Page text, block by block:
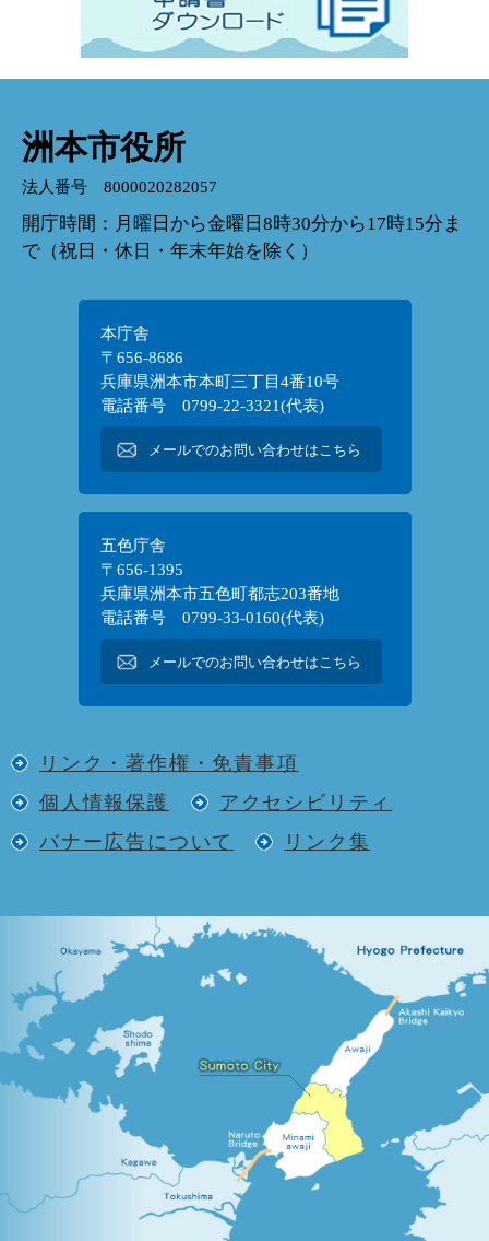
洲本市役所
法人番号 8000020282057
開庁時間：月曜日から金曜日8時30分から17時15分ま
で（祝日・休日・年末年始を除く）
本庁舎
〒656-8686
兵庫県洲本市本町三丁目4番10号
電話番号 0799-22-3321(代表)
メールでのお問い合わせはこちら
五色庁舎
〒656-1395
兵庫県洲本市五色町都志203番地
電話番号 0799-33-0160(代表)
メールでのお問い合わせはこちら
リンク・著作権・免責事項
個人情報保護
アクセシビリティ
バナー広告について
リンク集